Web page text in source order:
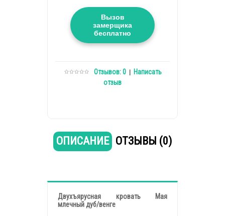
Вызов
замерщика
бесплатно
Отзывов: 0| Написать
отзыв
ОПИСАНИЕ ОТЗЫВЫ (0)
Двухъярусная кровать Мая
млечный дуб/венге